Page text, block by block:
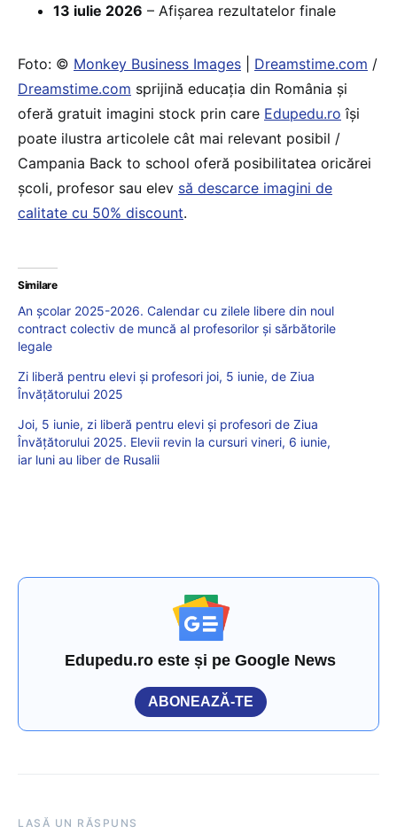
13 iulie 2026 – Afișarea rezultatelor finale
Foto: © Monkey Business Images Dreamstime.com /
Dreamstime.com sprijină educaţia din România şi
oferă gratuit imagini stock prin care Edupedu.ro îşi
poate ilustra articolele cât mai relevant posibil /
Campania Back to school oferă posibilitatea oricărei
școli, profesor sau elev să descarce imagini de
calitate cu 50% discount.
Similare
An școlar 2025-2026. Calendar cu zilele libere din noul
contract colectiv de muncă al profesorilor și sărbătorile
legale
Zi liberă pentru elevi și profesori joi, 5 iunie, de Ziua
Învățătorului 2025
Joi, 5 iunie, zi liberă pentru elevi și profesori de Ziua
Învățătorului 2025. Elevii revin la cursuri vineri, 6 iunie,
iar luni au liber de Rusalii
Edupedu.ro este și pe Google News
ABONEAZĂ-TE
LASĂ UN RĂSPUNS